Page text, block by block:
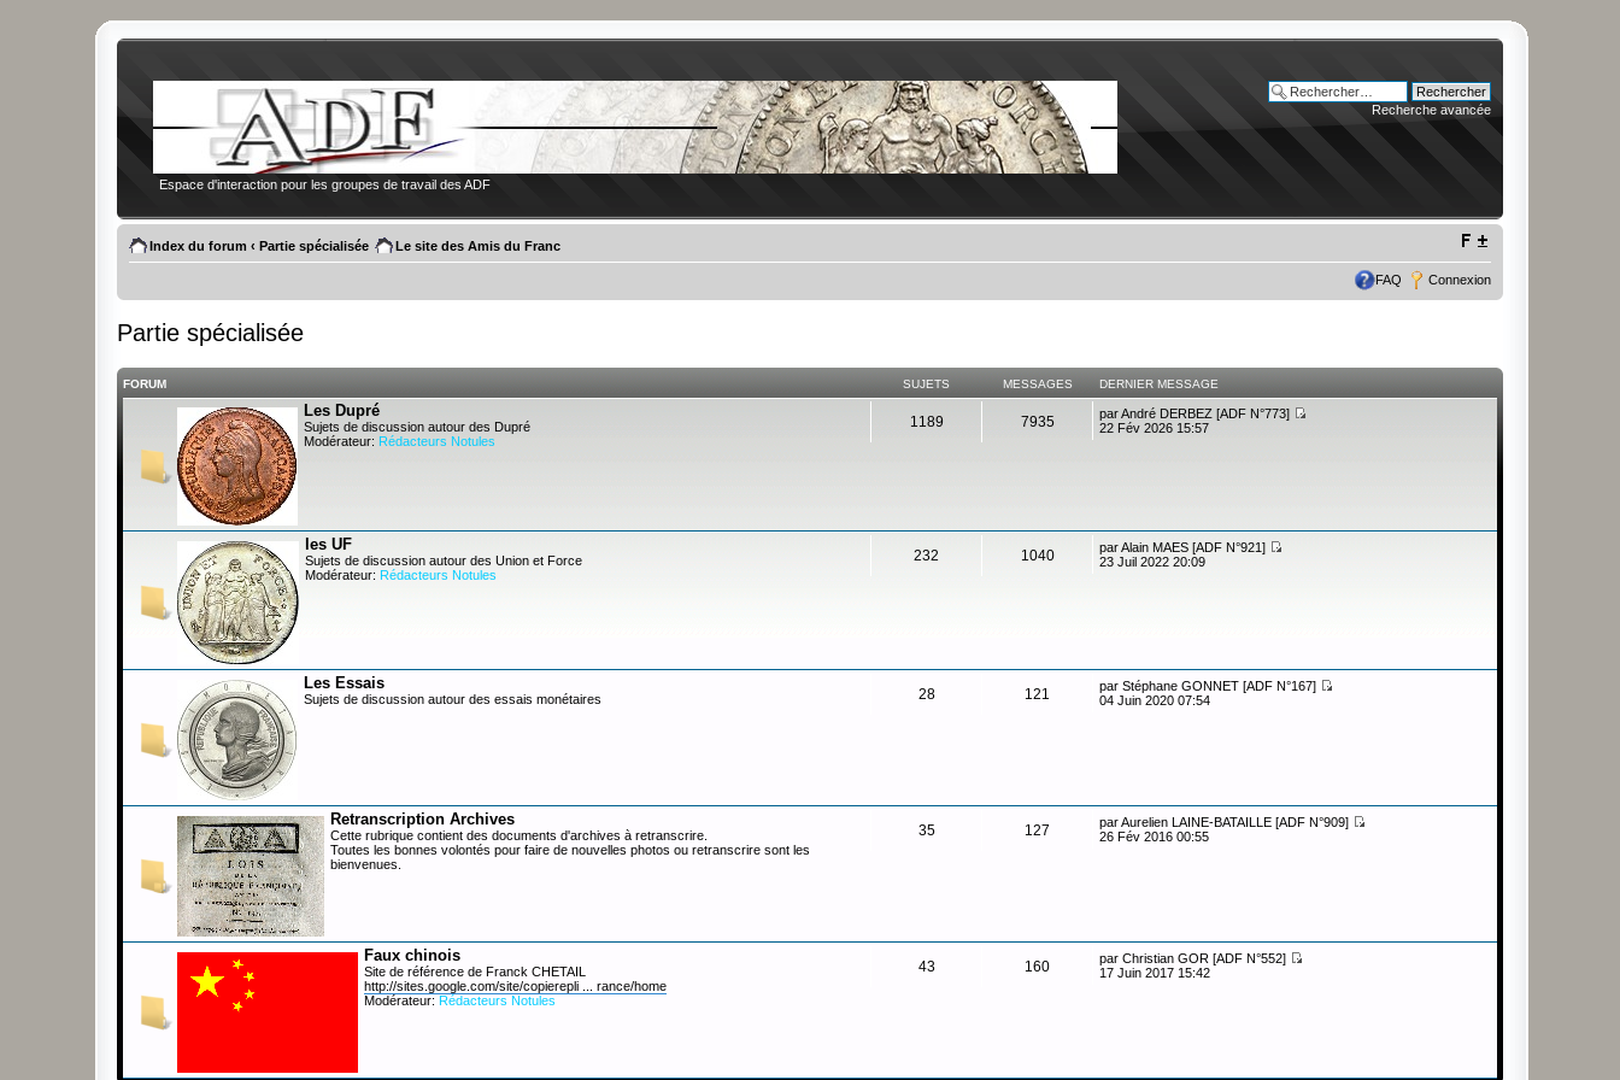
Espace d'interaction pour les groupes de travail des ADF
Recherche avancée
Index du forum ‹ Partie spécialisée Le site des Amis du Franc
FAQ Connexion
Partie spécialisée
FORUM SUJETS MESSAGES DERNIER MESSAGE
Les Dupré
Sujets de discussion autour des Dupré
Modérateur: Rédacteurs Notules
1189 7935 parAndré DERBEZ [ADF N°773]
22 Fév 2026 15:57
les UF
Sujets de discussion autour des Union et Force
Modérateur: Rédacteurs Notules
232 1040 parAlain MAES [ADF N°921]
23 Juil 2022 20:09
Les Essais
Sujets de discussion autour des essais monétaires 28 121 parStéphane GONNET [ADF N°167]
04 Juin 2020 07:54
Retranscription Archives
Cette rubrique contient des documents d'archives à retranscrire.
Toutes les bonnes volontés pour faire de nouvelles photos ou retranscrire sont les
bienvenues.
35 127 parAurelien LAINE-BATAILLE [ADF N°909]
26 Fév 2016 00:55
Faux chinois
Site de référence de Franck CHETAIL
http://sites.google.com/site/copierepli ... rance/home
Modérateur: Rédacteurs Notules
43 160 parChristian GOR [ADF N°552]
17 Juin 2017 15:42